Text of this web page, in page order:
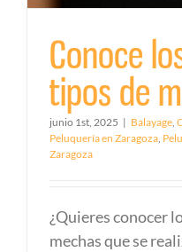
Conoce
tipos de
junio 1st, 2025 | Balayage
Peluquería en Zaragoza
Zaragoza
¿Quieres conocer
mechas que se